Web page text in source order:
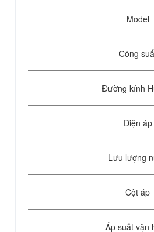
Model
Công
Đường kính
Điện áp
Lưu lượng
Cột áp
Áp suất vận